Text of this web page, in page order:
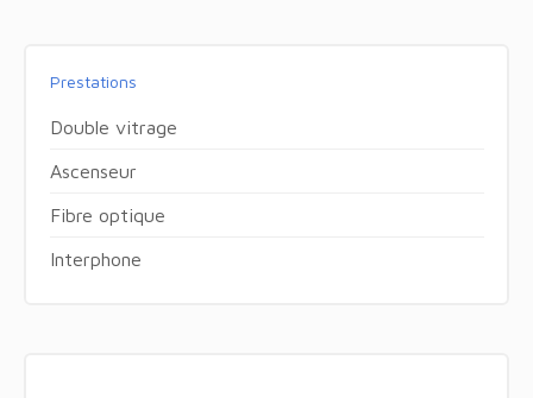
Prestations
Double vitrage
Ascenseur
Fibre optique
Interphone